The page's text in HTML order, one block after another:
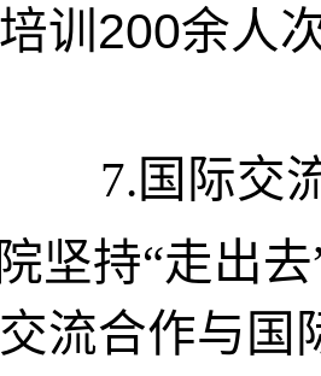
训 200余人
7.国际交
坚持“走出
流合作与国